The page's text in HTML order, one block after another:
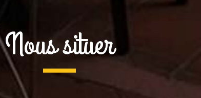
Nous situer